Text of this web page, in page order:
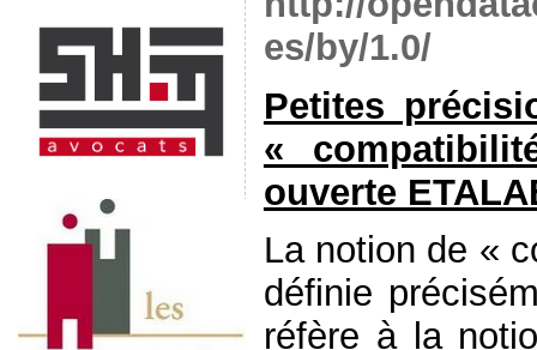
es/by/1.0/
Petites
«
ouverte
La notion de «
définie
réfère à la